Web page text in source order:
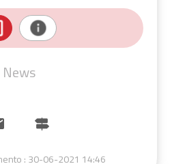
News
:30-06-2021 14:46